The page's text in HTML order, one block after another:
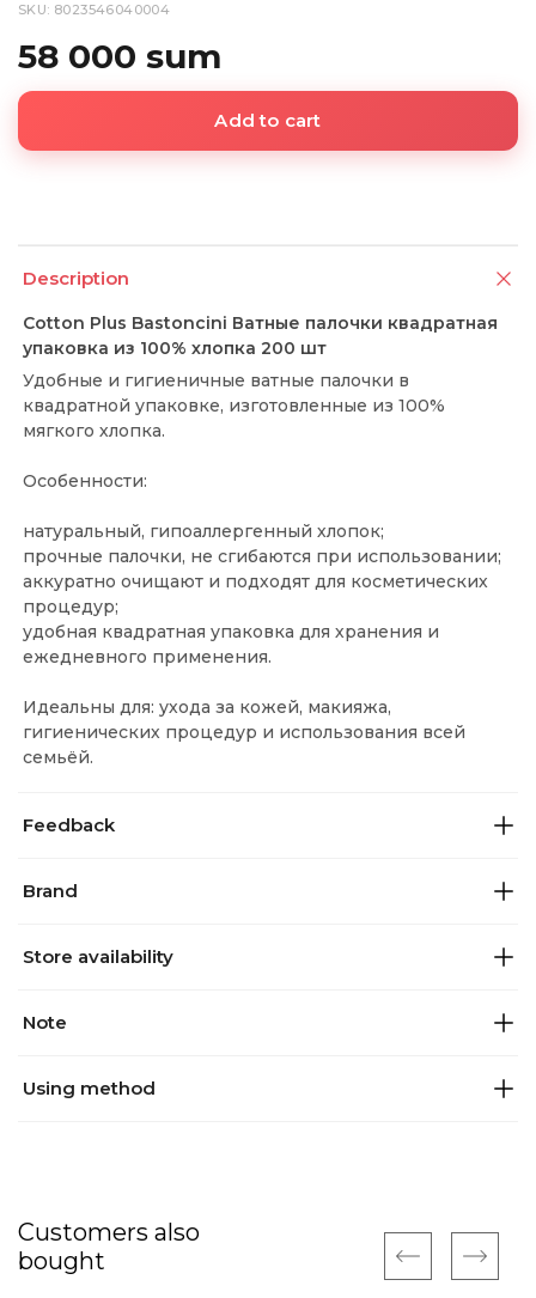
SKU: 8023546040004
58 000 sum
Add to cart
Description
Cotton Plus Bastoncini Ватные палочки квадратная
упаковка из 100% хлопка 200 шт
Удобные и гигиеничные ватные палочки в
квадратной упаковке, изготовленные из 100%
мягкого хлопка.
Особенности:
натуральный, гипоаллергенный хлопок;
прочные палочки, не сгибаются при использовании;
аккуратно очищают и подходят для косметических
процедур;
удобная квадратная упаковка для хранения и
ежедневного применения.
Идеальны для: ухода за кожей, макияжа,
гигиенических процедур и использования всей
семьёй.
Feedback
Brand
Store availability
Note
Using method
Customers also
bought